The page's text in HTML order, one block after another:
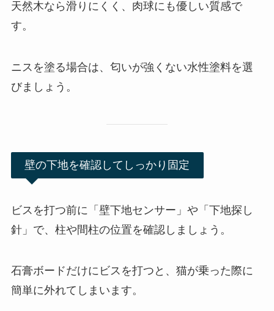
天然木なら滑りにくく、肉球にも優しい質感で
す。
ニスを塗る場合は、匂いが強くない水性塗料を選
びましょう。
壁の下地を確認してしっかり固定
ビスを打つ前に「壁下地センサー」や「下地探し
針」で、柱や間柱の位置を確認しましょう。
石膏ボードだけにビスを打つと、猫が乗った際に
簡単に外れてしまいます。